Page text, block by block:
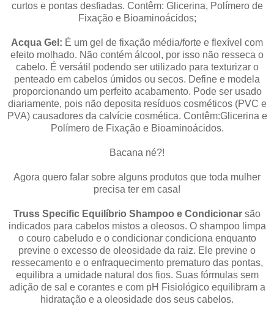
curtos e pontas desfiadas. Contêm: Glicerina, Polímero de
Fixação e Bioaminoácidos;
Acqua Gel: É um gel de fixação média/forte e flexível com
efeito molhado. Não contém álcool, por isso não resseca o
cabelo. É versátil podendo ser utilizado para texturizar o
penteado em cabelos úmidos ou secos. Define e modela
proporcionando um perfeito acabamento. Pode ser usado
diariamente, pois não deposita resíduos cosméticos (PVC e
PVA) causadores da calvície cosmética. Contêm:Glicerina e
Polímero de Fixação e Bioaminoácidos.
Bacana né?!
Agora quero falar sobre alguns produtos que toda mulher
precisa ter em casa!
Truss Specific Equilíbrio Shampoo e Condicionar são
indicados para cabelos mistos a oleosos. O shampoo limpa
o couro cabeludo e o condicionar condiciona enquanto
previne o excesso de oleosidade da raiz. Ele previne o
ressecamento e o enfraquecimento prematuro das pontas,
equilibra a umidade natural dos fios. Suas fórmulas sem
adição de sal e corantes e com pH Fisiológico equilibram a
hidratação e a oleosidade dos seus cabelos.